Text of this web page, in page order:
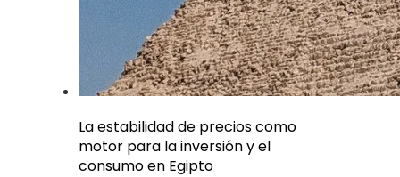
La estabilidad de precios como
motor para la inversión y el
consumo en Egipto